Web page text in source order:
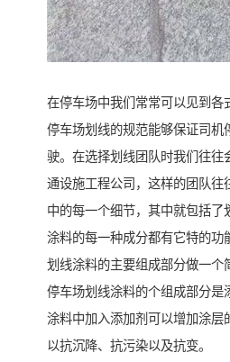
在停车场中我们常常可以见到各
停车场划线的规范能够保证司机
驶。在选择划线团队时我们往往
通设施工程公司，这样的团队往
中的每一个细节，其中就包括了
涂料的每一种成分都有它特的功
划线涂料的主要组成部分做一个
停车场划线涂料的个组成部分是
涂料中加入添加剂可以增加涂层
以抗沉降、抗污染以及抗变。